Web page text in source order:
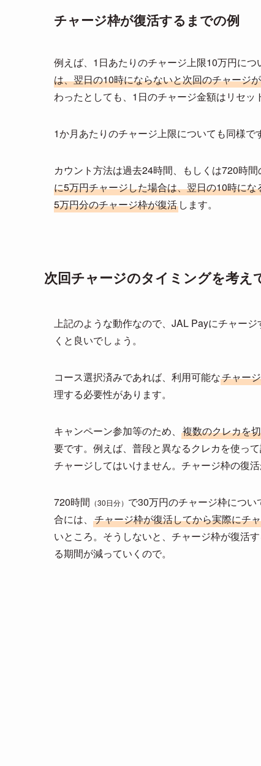
チャージ枠が復活するまでの例
例えば、1日あたりのチャージ上限10万円につ
は、翌日の10時にならないと次回のチャージ
わったとしても、1日のチャージ金額はリセッ
1か月あたりのチャージ上限についても同様で
カウント方法は過去24時間、もしくは720時間
に5万円チャージした場合は、翌日の10時に
5万円分のチャージ枠が復活 します。
次回チャージのタイミングを考え
上記のような動作なので、JAL Payにチャージ
くと良いでしょう。
コース選択済みであれば、利用可能なチャー
理する必要性があります。
キャンペーン参加等のため、 複数のクレカを
要です。例えば、普段と異なるクレカを使っ
チャージしてはいけません。チャージ枠の復活
720時間 （30日分） で30万円のチャージ枠につ
合には、 チャージ枠が復活してから実際にチ
いところ。そうしないと、チャージ枠が復活
る期間が減っていくので。